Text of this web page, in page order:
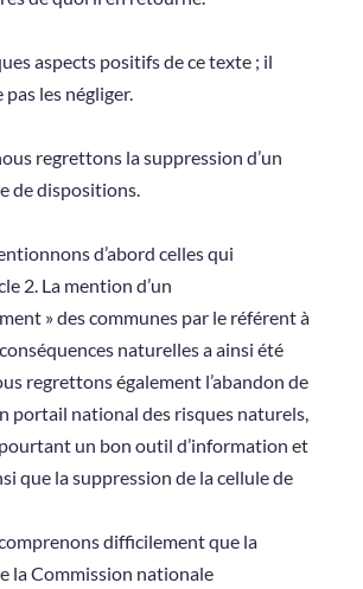
aspects positifs de ce texte ; il
les négliger.
regrettons la suppression d’un
de dispositions.
d’abord celles qui
2. La mention d’un
» des communes par le référent à
naturelles a ainsi été
regrettons également l’abandon de
portail national des risques naturels,
un bon outil d’information et
que la suppression de la cellule de
difficilement que la
la Commission nationale